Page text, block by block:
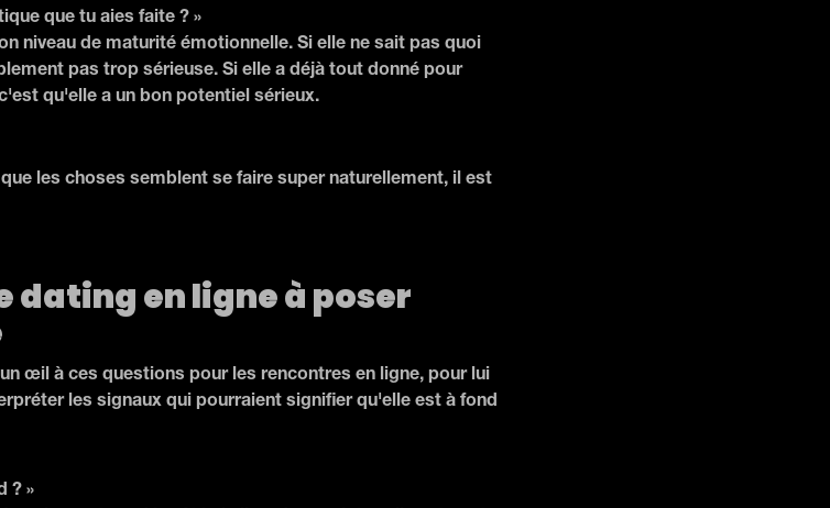
que tu aies faite ? »
niveau de maturité émotionnelle. Si elle ne sait pas quoi
pas trop sérieuse. Si elle a déjà tout donné pour
qu'elle a un bon potentiel sérieux.
les choses semblent se faire super naturellement, il est
dating en ligne à poser
œil à ces questions pour les rencontres en ligne, pour lui
les signaux qui pourraient signifier qu'elle est à fond
? »